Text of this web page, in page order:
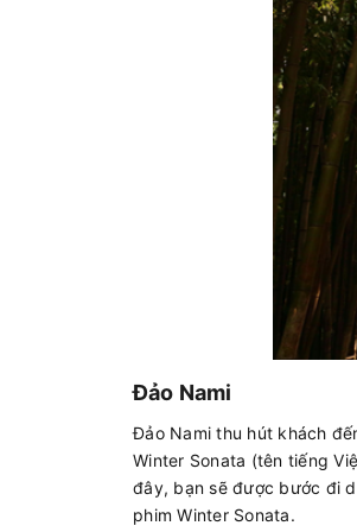
Đảo Nami
Đảo Nami thu hút khách
Winter Sonata (tên tiếng
đây, bạn sẽ được bước đi
phim Winter Sonata.